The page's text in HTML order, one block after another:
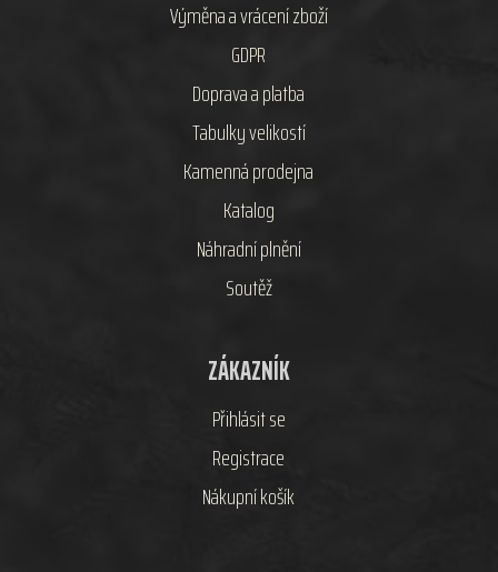
Výměna a vrácení zboží
GDPR
Doprava a platba
Tabulky velikostí
Kamenná prodejna
Katalog
Náhradní plnění
Soutěž
ZÁKAZNÍK
Přihlásit se
Registrace
Nákupní košík